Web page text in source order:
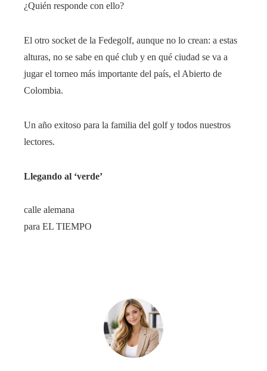
¿Quién responde con ello?
El otro socket de la Fedegolf, aunque no lo crean: a estas
alturas, no se sabe en qué club y en qué ciudad se va a
jugar el torneo más importante del país, el Abierto de
Colombia.
Un año exitoso para la familia del golf y todos nuestros
lectores.
Llegando al ‘verde’
calle alemana
para EL TIEMPO